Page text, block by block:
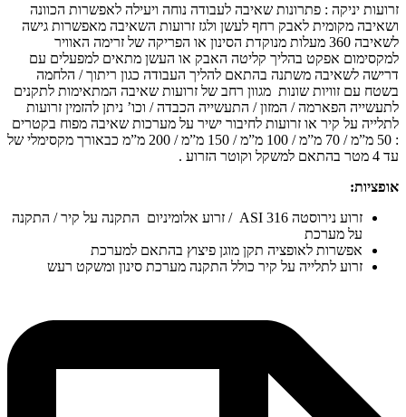
זרועות יניקה : פתרונות שאיבה לעבודה נוחה ויעילה לאפשרות הכוונה
ושאיבה מקומית לאבק רחף לעשן ולגז זרועות השאיבה מאפשרות גישה
לשאיבה 360 מעלות מנוקדת הסינון או הפריקה של זרימה האוויר
למקסימום אפקט בהליך קליטה האבק או העשן מתאים למפעלים עם
דרישה לשאיבה משתנה בהתאם להליך העבודה כגון ריתוך / הלחמה
בשטח עם זוויות שונות מגוון רחב של זרועות שאיבה המתאימות לתקנים
לתעשייה הפארמה / המזון / התעשייה הכבדה / וכו’ ניתן להזמין זרועות
לתלייה על קיר או זרועות לחיבור ישיר על מערכות שאיבה מפוח בקטרים
: 50 מ”מ / 70 מ”מ / 100 מ”מ / 150 מ”מ / 200 מ”מ כבאורך מקסימלי של
עד 4 מטר בהתאם למשקל וקוטר הזרוע .
אופציות:
זרוע נירוסטה ASI 316 / זרוע אלומיניום התקנה על קיר / התקנה
על מערכת
אפשרות לאופציה תקן מוגן פיצוץ בהתאם למערכת
זרוע לתלייה על קיר כולל התקנה מערכת סינון ומשקט רעש